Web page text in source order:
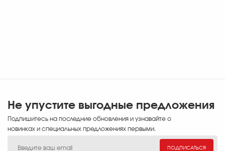
Не упустите выгодные предложения
Подпишитесь на последние обновления и узнавайте о
новинках и специальных предложениях первыми.
ПОДПИСАТЬСЯ